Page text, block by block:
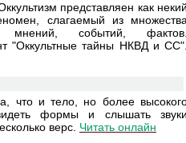
представляен как
слагаемый из
мнений, событий,
"Оккультные тайны НКВД и
что и тело, но более
формы и слышать
верс. Читать онлайн